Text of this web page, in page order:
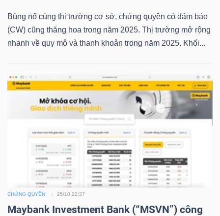
Bùng nổ cùng thị trường cơ sở, chứng quyền có đảm bảo
(CW) cũng thăng hoa trong năm 2025. Thị trường mở rộng
nhanh về quy mô và thanh khoản trong năm 2025. Khối...
CHỨNG QUYỀN 25/10 22:37
Maybank Investment Bank (“MSVN”) công
Ngành
(-)
NĂNG
LƯỢNG
NGUYÊN